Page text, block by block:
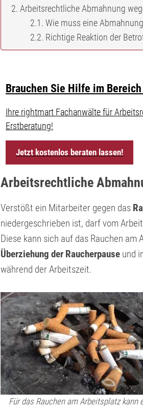
Arbeitsrechtliche Abmahnung
Wie muss eine
Richtige Reaktion der
Brauchen Sie Hilfe im
Ihre rightmart Fachanwälte für
Erstberatung!
Jetzt kostenlos beraten lassen!
Arbeitsrechtliche
Verstößt ein Mitarbeiter gegen das
niedergeschrieben ist, darf vom
Diese kann sich auf das Rauchen
Überziehung der Raucherpause und
während der Arbeitszeit.
Für das Rauchen am Arbeitsplatz kann